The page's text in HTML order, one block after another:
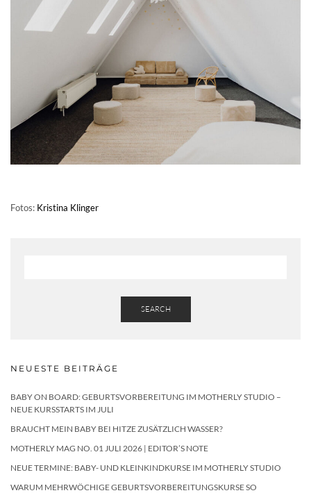
Fotos: Kristina Klinger
SEARCH
NEUESTE BEITRÄGE
BABY ON BOARD: GEBURTSVORBEREITUNG IM MOTHERLY STUDIO –
NEUE KURSSTARTS IM JULI
BRAUCHT MEIN BABY BEI HITZE ZUSÄTZLICH WASSER?
MOTHERLY MAG NO. 01 JULI 2026 | EDITOR’S NOTE
NEUE TERMINE: BABY- UND KLEINKINDKURSE IM MOTHERLY STUDIO
WARUM MEHRWÖCHIGE GEBURTSVORBEREITUNGSKURSE SO